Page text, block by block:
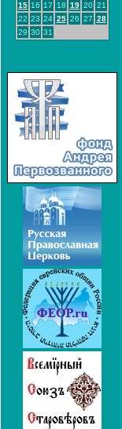
15 16 17 18 19 20 21
22 23 24 25 26 27 28
29 30 31